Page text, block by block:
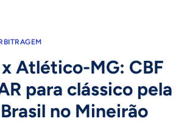
Atlético-MG: CBF
para clássico pela
no Mineirão